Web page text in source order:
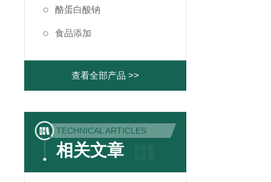
酪蛋白酸钠
食品添加
查看全部产品 >>
TECHNICAL ARTICLES
相关文章